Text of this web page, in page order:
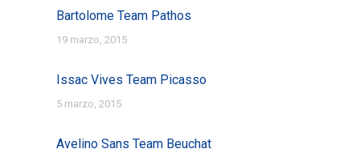
Bartolome Team Pathos
19 marzo, 2015
Issac Vives Team Picasso
5 marzo, 2015
Avelino Sans Team Beuchat